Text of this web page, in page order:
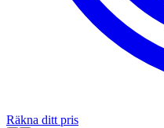
Räkna ditt pris